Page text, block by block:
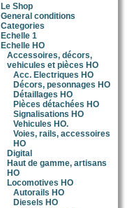
Le Shop
General conditions
Categories
Echelle 1
Echelle HO
Accessoires, décors,
vehicules et pièces HO
Acc. Electriques HO
Décors, pesonnages HO
Détaillages HO
Pièces détachées HO
Signalisations HO
Vehicules HO.
Voies, rails, accessoires
HO
Digital
Haut de gamme, artisans
HO
Locomotives HO
Autorails HO
Diesels HO